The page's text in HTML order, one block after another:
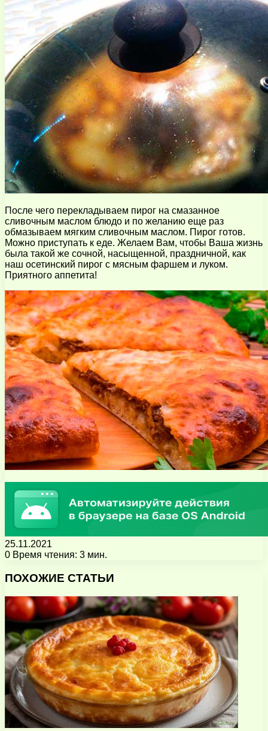
После чего перекладываем пирог на смазанное
сливочным маслом блюдо и по желанию еще раз
обмазываем мягким сливочным маслом. Пирог готов.
Можно приступать к еде. Желаем Вам, чтобы Ваша жизнь
была такой же сочной, насыщенной, праздничной, как
наш осетинский пирог с мясным фаршем и луком.
Приятного аппетита!
25.11.2021
0 Время чтения: 3 мин.
через
почту
ПОХОЖИЕ СТАТЬИ